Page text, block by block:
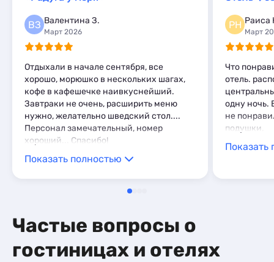
Мини-отели
Пансионаты
2
Комнаты 3
Апартаменты
Мини-отели
Шале
ВЗ Валентина З.
Март 2026
Отдыхали в начале сентября, все
хорошо, морюшко в нескольких шагах,
кофе в кафешечке наивкуснейший.
Завтраки не очень, расширить меню
нужно, желательно шведский стол....
Персонал замечательный, номер
хороший... Спасибо!
Показать полностью
РН Раиса
Март
Что
отель.
одну ночь.
не
подушки.
Показать
Частые вопросы о
гостиницах и отелях